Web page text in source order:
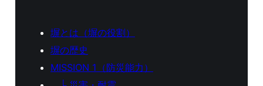
塀とは（塀の役割）
塀の歴史
MISSION 1（防災能力）